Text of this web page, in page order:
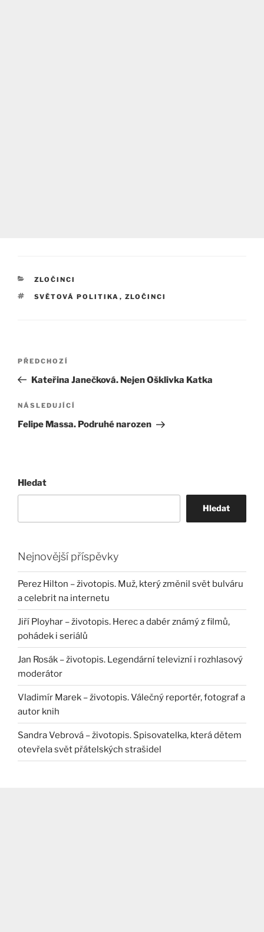
RUBRIKY
ZLOČINCI
ŠTÍTKY
SVĚTOVÁ POLITIKA , ZLOČINCI
Navigace
příspěvek
Předchozí
příspěvek
PŘEDCHOZÍ
Kateřina Janečková. Nejen Ošklivka Katka
Následující
příspěvek
NÁSLEDUJÍCÍ
Felipe Massa. Podruhé narozen
Hledat
Hledat
Nejnovější příspěvky
Perez Hilton – životopis. Muž, který změnil svět bulváru
a celebrit na internetu
Jiří Ployhar – životopis. Herec a dabér známý z filmů,
pohádek i seriálů
Jan Rosák – životopis. Legendární televizní i rozhlasový
moderátor
Vladimír Marek – životopis. Válečný reportér, fotograf a
autor knih
Sandra Vebrová – životopis. Spisovatelka, která dětem
otevřela svět přátelských strašidel